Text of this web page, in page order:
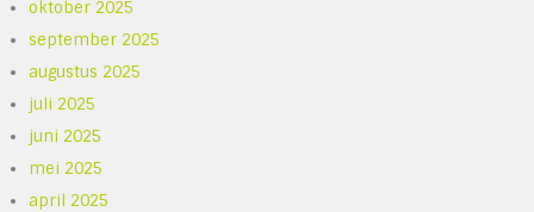
oktober 2025
september 2025
augustus 2025
juli 2025
juni 2025
mei 2025
april 2025